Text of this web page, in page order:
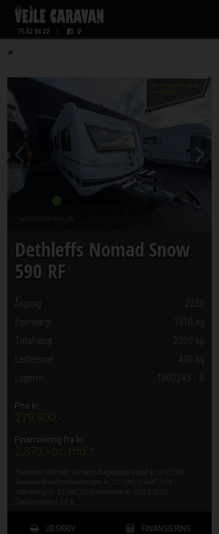
75 82 84 22
Dethleffs Nomad Snow
590 RF
Årgang
2020
Egenvægt
1510 kg
Totalvægt
2000 kg
Lasteevne
490 kg
Lagernr.
1800245 - B
Pris kr.
279.900,-
Finansiering fra kr.
2.873,- pr. md.*
* Løbetid 108 mdr. Samlet tilbagebetalt beløb kr.
310.284,-
Samlede Kreditomkostninger kr.
22.596,00 ÅOP
7,9%
Udbetaling kr. 55.980,00 Kreditbeløb kr.
223.920,00
Debitorrente 5,11 %
UDSKRIV FINANSIERING